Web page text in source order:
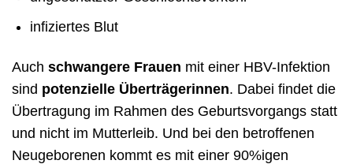
infiziertes Blut
Auch schwangere Frauen mit einer HBV-Infektion
sind potenzielle Überträgerinnen. Dabei findet die
Übertragung im Rahmen des Geburtsvorgangs statt
und nicht im Mutterleib. Und bei den betroffenen
Neugeborenen kommt es mit einer 90%igen